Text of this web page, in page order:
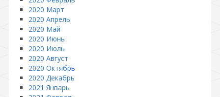
2020 Март
2020 Апрель
2020 Май
2020 Июнь
2020 Июль
2020 Август
2020 Октябрь
2020 Декабрь
2021 Январь